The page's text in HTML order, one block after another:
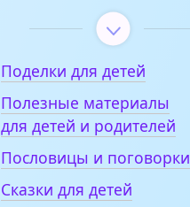
Поделки для детей
Полезные материалы
для детей и родителей
Пословицы и поговорки
Сказки для детей